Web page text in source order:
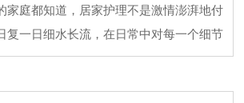
家庭都知道，居家护理不是激情澎湃地付
复一日细水长流，在日常中对每一个细节
经撑起这家的老人突然倒下，很多儿女家
从，有些病急乱投医，常常费力不讨好。